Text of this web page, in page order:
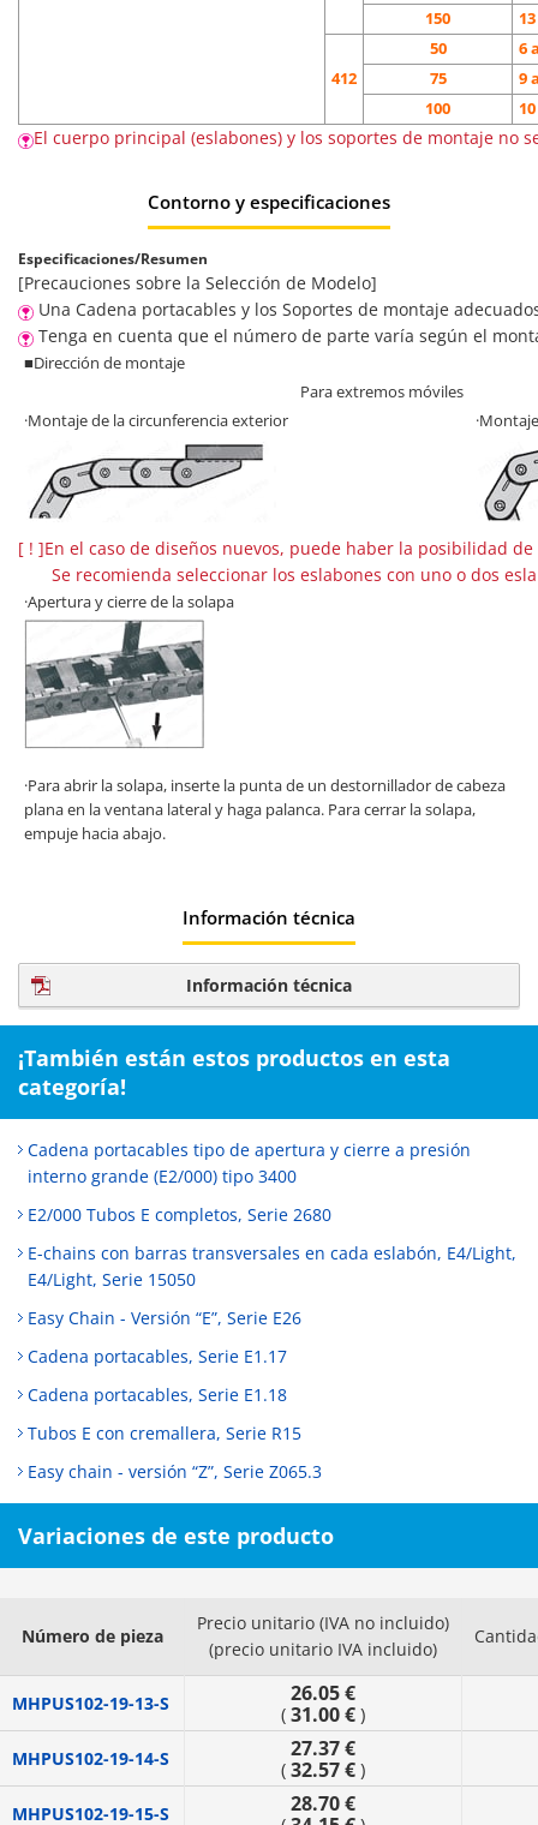
150
412
50
6
75
9
100
El cuerpo principal (eslabones) y los soportes de montaje no
Contorno y especificaciones
Especificaciones/Resumen
[Precauciones sobre la Selección de Modelo]
Una Cadena portacables y los Soportes de montaje
Tenga en cuenta que el número de parte varía según el
■Dirección de montaje
Para extremos móviles
·Montaje de la circunferencia exterior
[ ! ]En el caso de diseños nuevos, puede haber la posibilidad
Se recomienda seleccionar los eslabones con uno o dos
·Apertura y cierre de la solapa
·Para abrir la solapa, inserte la punta de un destornillador de cabeza
plana en la ventana lateral y haga palanca. Para cerrar la solapa,
empuje hacia abajo.
Información técnica
Información técnica
¡También están estos productos en esta
categoría!
Cadena portacables tipo de apertura y cierre a presión
interno grande (E2/000) tipo 3400
E2/000 Tubos E completos, Serie 2680
E-chains con barras transversales en cada eslabón, E4/Light,
E4/Light, Serie 15050
Easy Chain - Versión “E”, Serie E26
Cadena portacables, Serie E1.17
Cadena portacables, Serie E1.18
Tubos E con cremallera, Serie R15
Easy chain - versión “Z”, Serie Z065.3
Variaciones de este producto
Número de pieza
Precio unitario (IVA no incluido)
(precio unitario IVA incluido)
MHPUS102-19-13-S 26.05 €
( 31.00 € )
MHPUS102-19-14-S 27.37 €
( 32.57 € )
MHPUS102-19-15-S 28.70 €